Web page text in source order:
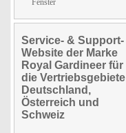
Fenster
Service- & Support-
Website der Marke
Royal Gardineer für
die Vertriebsgebiete
Deutschland,
Österreich und
Schweiz